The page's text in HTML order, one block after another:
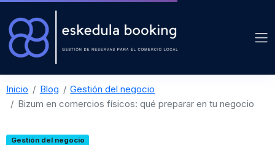
Inicio Blog
Gestión del negocio
Bizum en comercios físicos: qué preparar en tu negocio
Gestión del negocio